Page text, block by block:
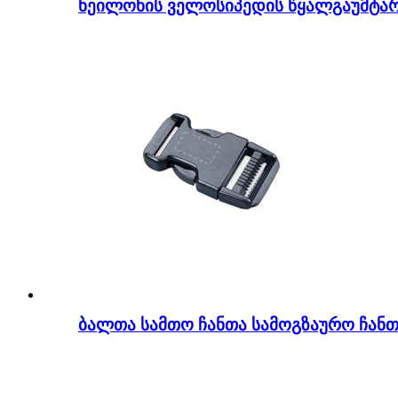
ნეილონის ველოსიპედის
ბალთა სამთო ჩანთა სამოგზაურო